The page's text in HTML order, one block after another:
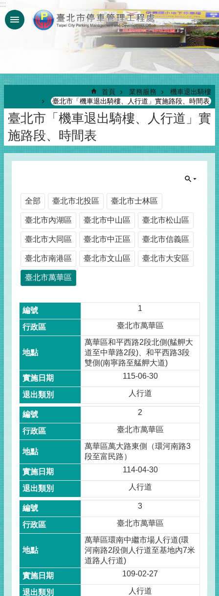
跳到主要內容區塊
:::
:::
首頁 業務服務
機車退出騎樓
臺北市「機車退出騎樓、人行道」實施路段、時間表
臺北市「機車退出騎樓、人行道」實
施路段、時間表
全部 臺北市北投區 臺北市士林區
臺北市內湖區 臺北市中山區 臺北市松山區
臺北市大同區 臺北市中正區 臺北市信義區
臺北市南港區 臺北市文山區 臺北市大安區
臺北市萬華區
1
臺北市萬華區
萬華區和平西路2段北側(艋舺大
道至中華路2段)、和平西路3段
雙側(南寧路至艋舺大道)
115-06-30
人行道
2
臺北市萬華區
萬華區萬大路東側（環河南路3
段至富民路）
114-04-30
人行道
3
臺北市萬華區
萬華區環南中繼市場人行道(環
河南路2段側人行道至基地內7米
道路人行道)
109-02-27
人行道